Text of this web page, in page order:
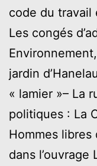
code du
Les congés
jardin
« lamier »– La
politiques : La
Hommes
dans